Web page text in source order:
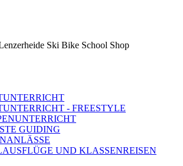
- FREESTYLE
GUIDING
UND KLASSENREISEN